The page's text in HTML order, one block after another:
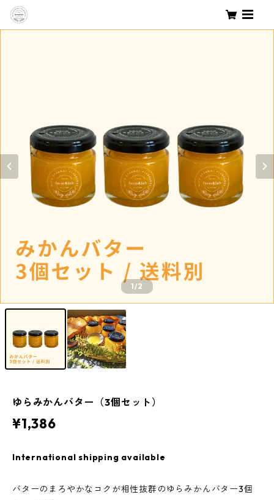
1/2
ゆらみかんバター（3個セット）
¥1,386
International shipping available
バターのまろやかなコクが相性抜群のゆらみかんバター3個